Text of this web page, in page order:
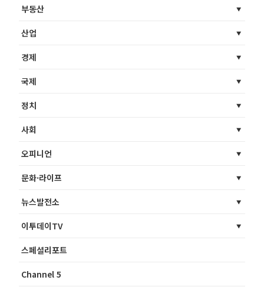
부동산
산업
경제
국제
정치
사회
오피니언
문화·라이프
뉴스발전소
이투데이TV
스페셜리포트
Channel 5